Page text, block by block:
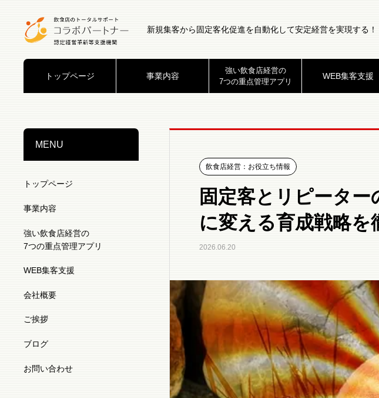
新規集客から固定客化促進を自動化して安定経営を実現する！
トップページ 事業内容
強い飲食店経営の
7つの重点管理アプリ
WEB集客支援
飲食店経営：お役立ち情報
固定客とリピーター
に変える育成戦略を
2026.06.20
MENU
トップページ
事業内容
強い飲食店経営の
7つの重点管理アプリ
WEB集客支援
会社概要
ご挨拶
ブログ
お問い合わせ